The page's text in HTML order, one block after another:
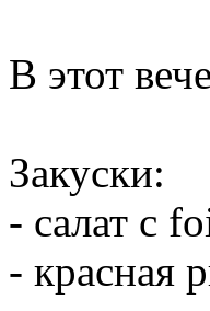
В этот
Закуски:
- салат с
- красная